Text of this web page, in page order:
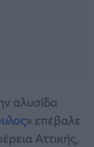
αλυσίδα
» επέβαλε
Αττικής,